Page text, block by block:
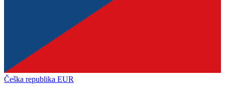
Češka republika EUR